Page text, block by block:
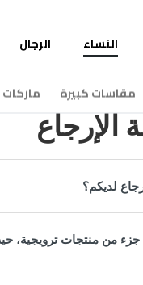
النساء
مقاسات كبيرة ماركات
الرجال
الإرجاع
لديكم؟
من منتجات ترويجية،